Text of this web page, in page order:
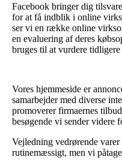
Facebook bringer dig
for at få indblik i online
ser vi en række online
en evaluering af deres
bruges til at vurdere
Vores hjemmeside er
samarbejder med diverse
promoverer firmaernes
besøgende vi sender videre
Vejledning vedrørende
rutinemæssigt, men vi